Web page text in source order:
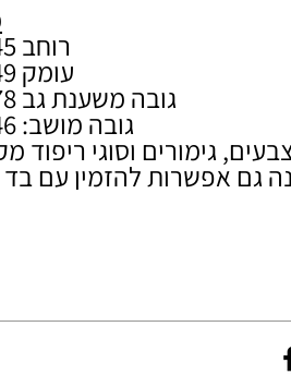
רוחב 45 ס"מ
עומק 49 ס"מ
גובה משענת גב 78 ס"מ
גובה מושב: 46 ס"מ
גימורים וסוגי ריפוד
גם אפשרות להזמין עם